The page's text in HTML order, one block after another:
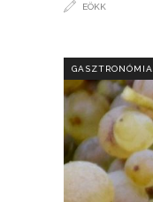
EÖKK
GASZTRONÓMIA